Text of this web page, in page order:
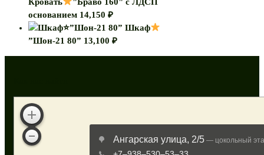
основанием 14,150 ₽
Шкаф
”Шон-21 80” 13,100 ₽